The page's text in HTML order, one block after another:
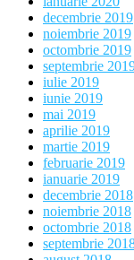
decembrie 2019
noiembrie 2019
octombrie 2019
septembrie
iulie 2019
iunie 2019
mai 2019
aprilie 2019
martie 2019
februarie 2019
ianuarie 2019
decembrie 2018
noiembrie 2018
octombrie 2018
septembrie